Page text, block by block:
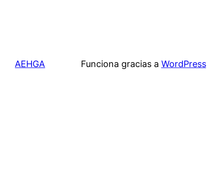
AEHGA Funciona gracias a WordPress